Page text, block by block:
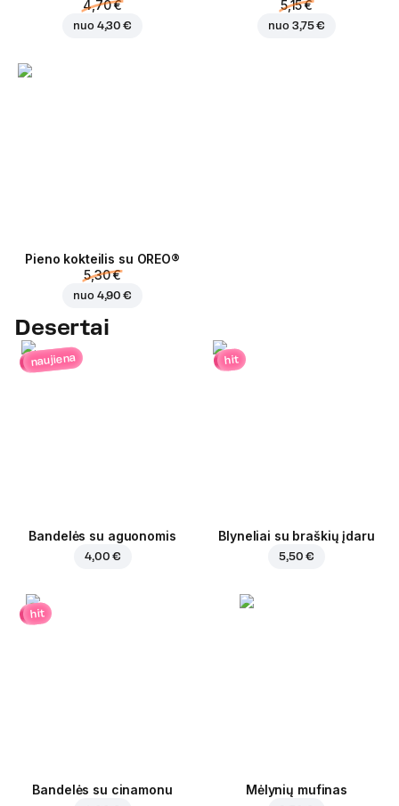
4,70 €
nuo 4,30 €
5,15 €
nuo 3,75 €
Pieno kokteilis su OREO®
5,30 €
nuo 4,90 €
Desertai
naujiena
Bandelės su aguonomis
4,00 €
hit
Blyneliai su braškių įdaru
5,50 €
hit
Bandelės su cinamonu Mėlynių mufinas